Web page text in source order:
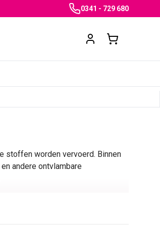
0341 - 729 680
stoffen worden vervoerd. Binnen
andere ontvlambare